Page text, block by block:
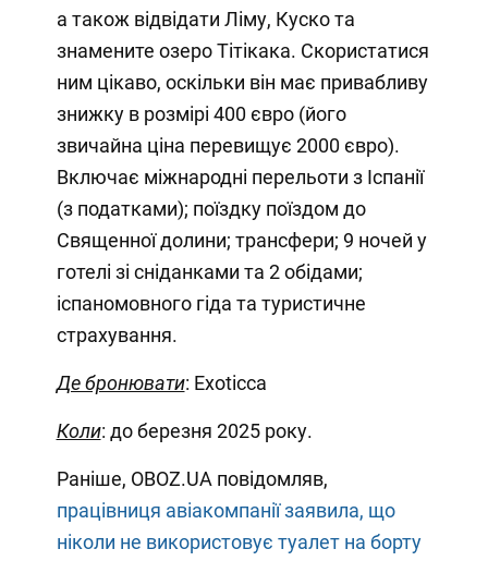
а також відвідати Ліму, Куско та
знамените озеро Тітікака. Скористатися
ним цікаво, оскільки він має привабливу
знижку в розмірі 400 євро (його
звичайна ціна перевищує 2000 євро).
Включає міжнародні перельоти з Іспанії
(з податками); поїздку поїздом до
Священної долини; трансфери; 9 ночей у
готелі зі сніданками та 2 обідами;
іспаномовного гіда та туристичне
страхування.
Де бронювати: Exoticca
Коли: до березня 2025 року.
Раніше, OBOZ.UA повідомляв,
працівниця авіакомпанії заявила, що
ніколи не використовує туалет на борту